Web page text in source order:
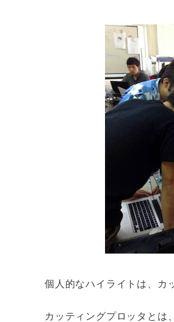
個人的なハイライトは、カ
カッティングプロッタとは